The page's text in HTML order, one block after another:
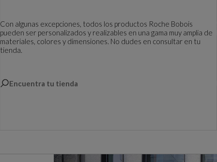
Con algunas excepciones, todos los productos Roche Bobois
pueden ser personalizados y realizables en una gama muy amplia de
materiales, colores y dimensiones. No dudes en consultar en tu
tienda.
Encuentra tu tienda